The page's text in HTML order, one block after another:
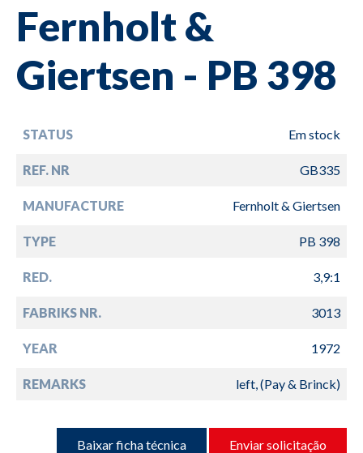
Fernholt &
Giertsen - PB 398
STATUS Em stock
REF. NR GB335
MANUFACTURE Fernholt & Giertsen
TYPE PB 398
RED. 3,9:1
FABRIKS NR. 3013
YEAR 1972
REMARKS left, (Pay & Brinck)
Baixar ficha técnica Enviar solicitação